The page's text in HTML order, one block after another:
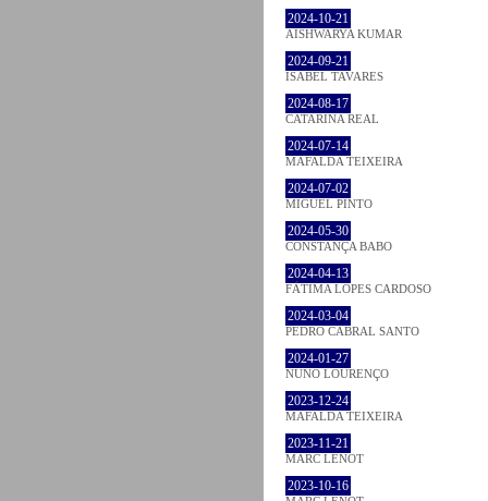
2024-10-21
AISHWARYA KUMAR
2024-09-21
ISABEL TAVARES
2024-08-17
CATARINA REAL
2024-07-14
MAFALDA TEIXEIRA
2024-07-02
MIGUEL PINTO
2024-05-30
CONSTANÇA BABO
2024-04-13
FÁTIMA LOPES CARDOSO
2024-03-04
PEDRO CABRAL SANTO
2024-01-27
NUNO LOURENÇO
2023-12-24
MAFALDA TEIXEIRA
2023-11-21
MARC LENOT
2023-10-16